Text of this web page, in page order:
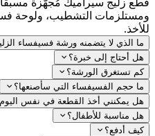
الذي لا يتضمنه ورشة فسيفساء الزليج
أحتاج إلى خبرة؟
تستغرق الورشة؟
حجم الفسيفساء التي سأصنعها؟
يمكنني أخذ القطعة في نفس اليوم؟
مناسبة للأطفال؟
أدفع؟